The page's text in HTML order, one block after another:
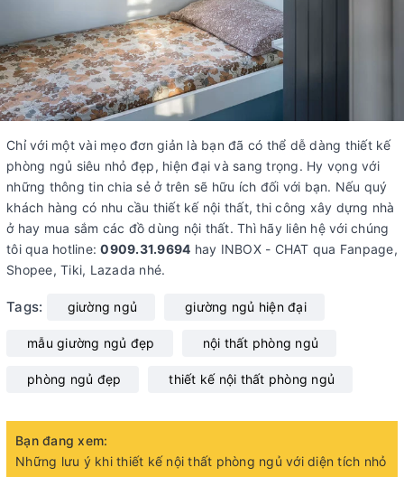
Chỉ với một vài mẹo đơn giản là bạn đã có thể dễ dàng thiết kế
phòng ngủ siêu nhỏ đẹp, hiện đại và sang trọng. Hy vọng với
những thông tin chia sẻ ở trên sẽ hữu ích đối với bạn. Nếu quý
khách hàng có nhu cầu thiết kế nội thất, thi công xây dựng nhà
ở hay mua sắm các đồ dùng nội thất. Thì hãy liên hệ với chúng
tôi qua hotline:0909.31.9694 hay INBOX - CHAT qua Fanpage,
Shopee, Tiki, Lazada nhé.
Tags: giường ngủ giường ngủ hiện đại
mẫu giường ngủ đẹp nội thất phòng ngủ
phòng ngủ đẹp thiết kế nội thất phòng ngủ
Bạn đang xem:
Những lưu ý khi thiết kế nội thất phòng ngủ với diện tích nhỏ